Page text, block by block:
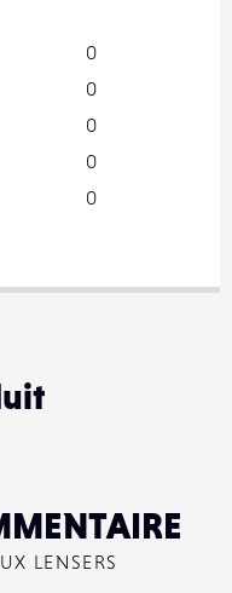
0
0
0
0
0
LENSERS